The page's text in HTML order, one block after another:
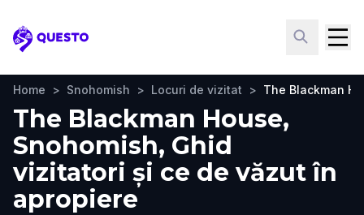
Questo
Home > Snohomish > Locuri de vizitat > The Blackman
The Blackman House,
Snohomish, Ghid
vizitatori și ce de văzut în
apropiere